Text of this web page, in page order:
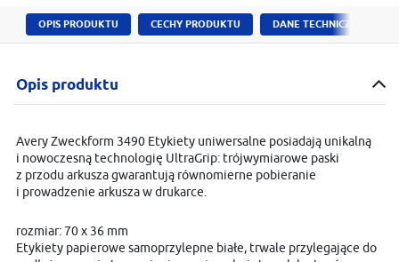
OPIS PRODUKTU CECHY PRODUKTU DANE TECHNICZNE
Opis produktu
Avery Zweckform 3490 Etykiety uniwersalne posiadają unikalną
i nowoczesną technologię UltraGrip: trójwymiarowe paski
z przodu arkusza gwarantują równomierne pobieranie
i prowadzenie arkusza w drukarce.
rozmiar: 70 x 36 mm
Etykiety papierowe samoprzylepne białe, trwale przylegające do